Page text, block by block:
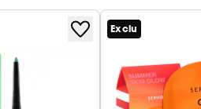
Exclu